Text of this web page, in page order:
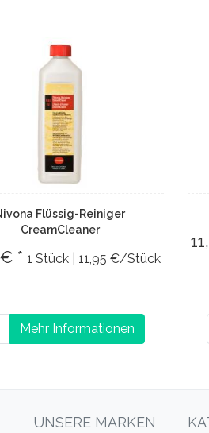
Flüssig-Reiniger
CreamCleaner
* 1 Stück | 11,95 €/Stück
Mehr Informationen
UNSERE MARKEN